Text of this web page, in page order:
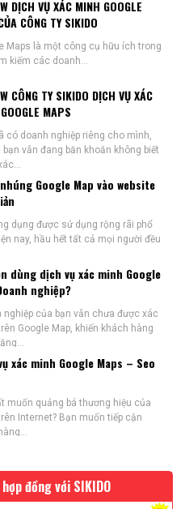
DỊCH VỤ XÁC MINH GOOGLE
CÔNG TY SIKIDO
Maps là một công cụ hữu ích trong
kiếm các doanh...
CÔNG TY SIKIDO DỊCH VỤ XÁC
MAPS
có doanh nghiệp riêng cho mình,
bạn vẫn đang băn khoăn không biết
Google Map vào website
dụng được sử dụng rộng rãi phổ
nay, hầu hết tất cả mọi người đều
dùng dịch vụ xác minh Google
nghiệp?
nghiệp của bạn vẫn chưa được xác
Google Map, khiến khách hàng
xác minh Google Maps – Seo
muốn quảng bá thương hiệu của
Internet? Bạn muốn tiếp cận
đồng với SIKIDO